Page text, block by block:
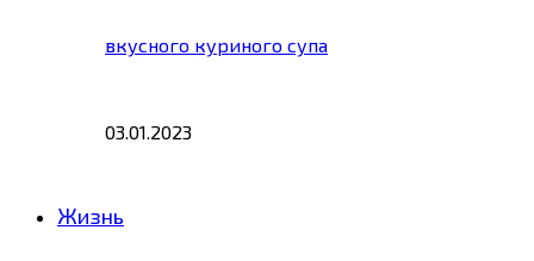
вкусного куриного супа
03.01.2023
Жизнь